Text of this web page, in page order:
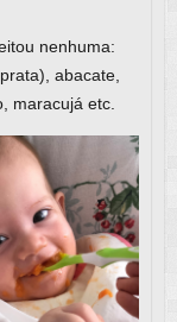
nenhuma:
abacate,
maracujá etc.